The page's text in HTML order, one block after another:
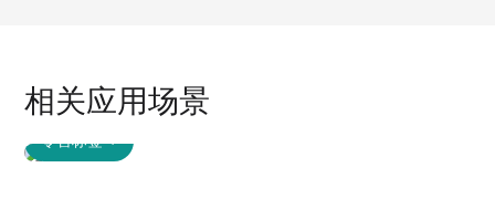
相关应用场景
零售标签 +